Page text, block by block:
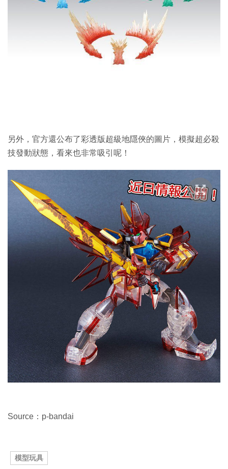
另外，官方還公布了彩透版超級地隱俠的圖片，模擬超必殺
技發動狀態，看來也非常吸引呢！
Source：p-bandai
模型玩具